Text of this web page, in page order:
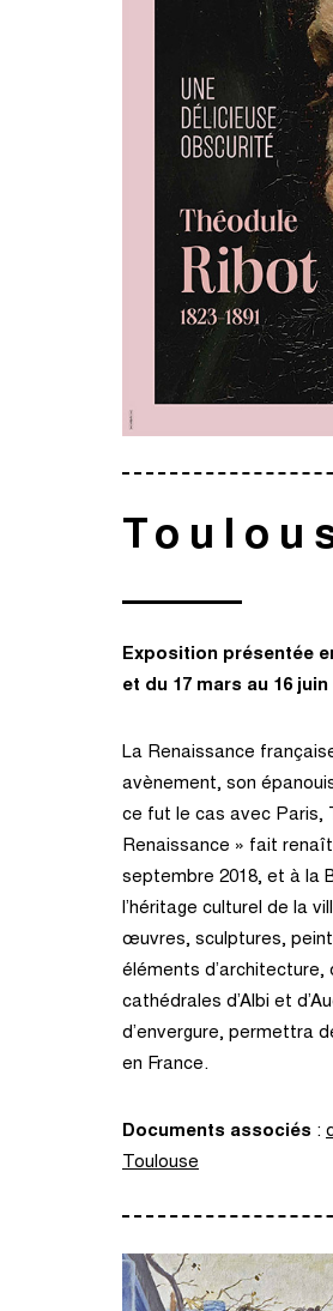
Exposition présentée
et du 17 mars au 16
La Renaissance
avènement, son
ce fut le cas avec Paris,
Renaissance » fait
septembre 2018, et à la
l’héritage culturel de la
œuvres, sculptures,
éléments
cathédrales d’Albi et
d’envergure, permettra
en France.
Documents associés :
Toulouse